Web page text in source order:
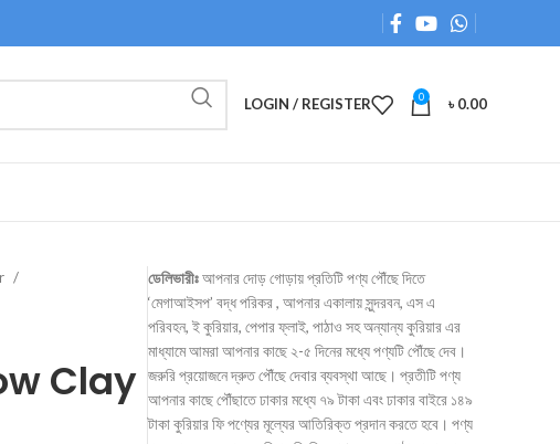
LOGIN / REGISTER 0 ৳0.00
Clay
ডেলিভারীঃআপনার দোড় গোড়ায় প্রতিটি পণ্য পৌঁছে দিতে
‘মেগাআইসপ’ বদ্ধ পরিকর , আপনার একালায় সুন্দরবন, এস এ
পরিবহন, ই কুরিয়ার, পেপার ফ্লাই, পাঠাও সহ অন্যান্য কুরিয়ার এর
মাধ্যামে আমরা আপনার কাছে ২-৫ দিনের মধ্যে পণ্যটি পৌঁছে দেব।
জরুরি প্রয়োজনে দ্রুত পৌঁছে দেবার ব্যবস্থা আছে। প্রতীটি পণ্য
আপনার কাছে পৌঁছাতে ঢাকার মধ্যে ৭৯ টাকা এবং ঢাকার বাইরে ১৪৯
টাকা কুরিয়ার ফি পণ্যের মূল্যের আতিরিক্ত প্রদান করতে হবে। পণ্য